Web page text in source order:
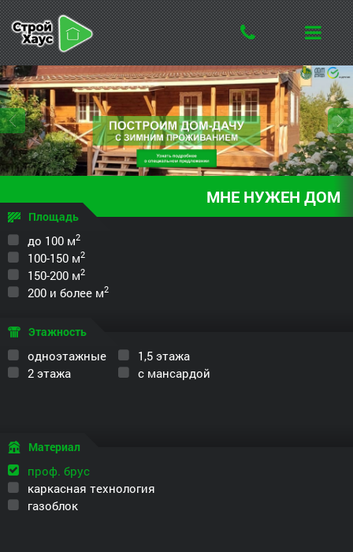
МНЕ НУЖЕН ДОМ
Площадь
до 100 м2
100-150 м2
150-200 м2
200 и более м2
Этажность
одноэтажные
1,5 этажа
2 этажа
с мансардой
Материал
проф. брус
каркасная технология
газоблок